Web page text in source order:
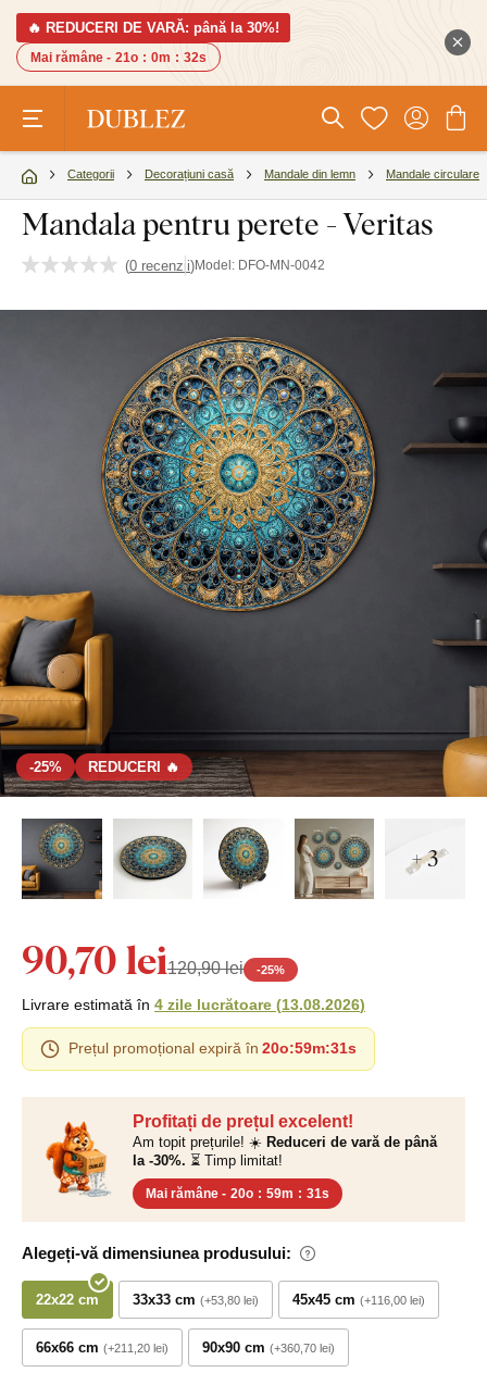
🔥 REDUCERI DE VARĂ: până la 30%!
Mai rămâne - 21o : 0m : 31s
Categorii Decorațiuni casă Mandale din lemn Mandale circulare
Mandala pentru perete - Veritas
(0 recenzii)Model: DFO-MN-0042
-25% REDUCERI 🔥
+ 3
Profitați de prețul excelent!
Am topit prețurile! ☀️ Reduceri de vară de până
la -30%. ⏳ Timp limitat!
Mai rămâne - 20o : 59m : 30s
Alegeți-vă dimensiunea produsului:
22x22 cm 33x33 cm +53,80 lei 45x45 cm +116,00 lei
66x66 cm +211,20 lei 90x90 cm +360,70 lei
90,70 lei120,90 lei -25%
Livrare estimată în 4 zile lucrătoare (13.08.2026)
Prețul promoțional expiră în 20o:59m:30s